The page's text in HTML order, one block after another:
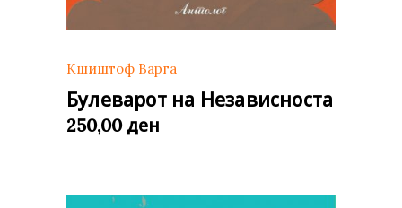
Кшиштоф Варга
Булеварот на Независноста
250,00 ден